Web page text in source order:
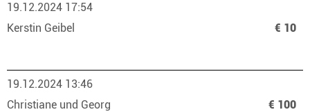
19.12.2024 17:54
Kerstin Geibel
€ 10
19.12.2024 13:46
Christiane und Georg
€ 100